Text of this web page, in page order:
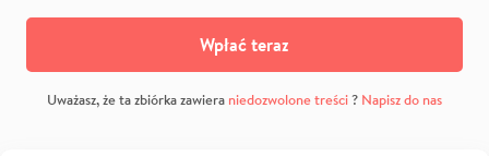
Wpłać teraz
Uważasz, że ta zbiórka zawiera niedozwolone treści? Napisz do nas